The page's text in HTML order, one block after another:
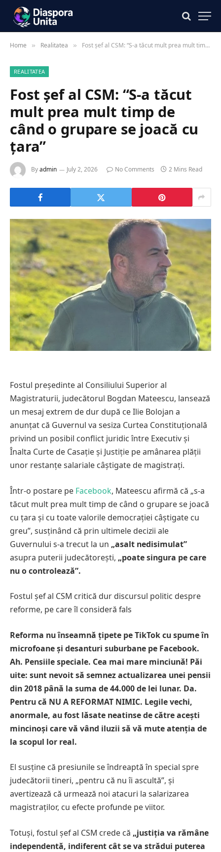
Home » Realitatea » Fost șef al CSM: “S-a tăcut mult prea mult timp de când o grupare se joacă cu țara”
REALITATEA
Fost șef al CSM: “S-a tăcut
mult prea mult timp de
când o grupare se joacă cu
țara”
Byadmin July 2, 2026 No Comments 2 Mins Read
Fostul președinte al Consiliului Superior al
Magistraturii, judecătorul Bogdan Mateescu, lansează
un mesaj extrem de dur după ce Ilie Bolojan a
anunțat că Guvernul va sesiza Curtea Constituțională
privind un posibil conflict juridic între Executiv și
Înalta Curte de Casație și Justiție pe amânarea plății
unor restanțe salariale câștigate de magistrați.
Într-o postare pe Facebook, Mateescu afirmă că „s-a
tăcut mult prea mult timp de când o grupare se joacă
cu țara și cu toate valorile democrației câștigate cu
greu”, susținând că prin ultimele decizii ale
Guvernului s-a trecut la un „asalt nedisimulat”
asupra puterii judecătorești, „poate singura pe care
nu o controlează”.
Fostul șef al CSM critică dur discursul politic despre
reforme, pe care îl consideră fals
Reforma nu înseamnă țipete pe TikTok cu spume în
microfoane și desanturi suburbane pe Facebook.
Ah. Pensiile speciale. Cea mai mare minciună! Păi
uite: sunt nevoit să semnez actualizarea unei pensii
din 2018 până la suma de 44.000 de lei lunar. Da.
Pentru că NU A REFORMAT NIMIC. Legile vechi,
anormale, au fost lăsate neatinse de către acești
mincinoși care vă vând iluzii să vă mute atenția de
la scopul lor real.
El susține că presiunile se îndreaptă în special spre
judecătorii tineri, „pentru că nu îi ascultă”, și
avertizează că urmează noi atacuri la salarizarea
magistraților, cu efecte profunde pe viitor.
Totuși, fostul șef al CSM crede că „justiția va rămâne
independentă, indiferent cât se va strădui puterea